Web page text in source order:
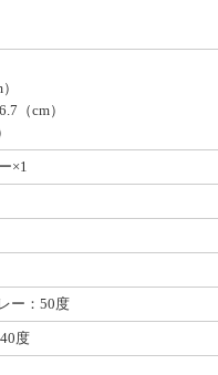
（cm）
×1
ー：50度
度